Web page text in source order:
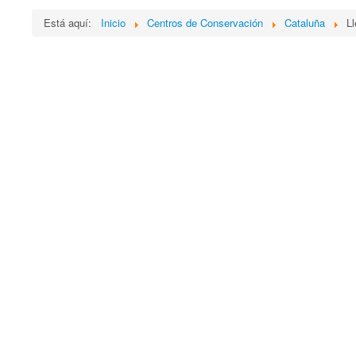
Está aquí: Inicio Centros de Conservación Cataluña